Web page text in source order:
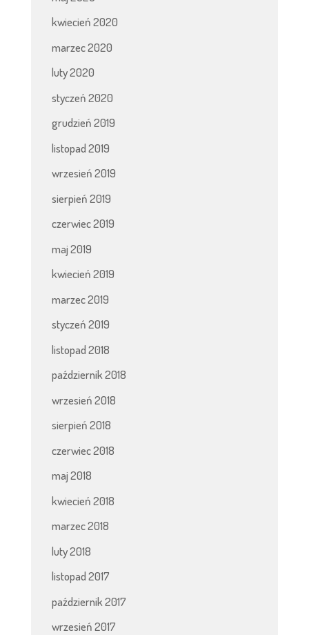
kwiecień 2020
marzec 2020
luty 2020
styczeń 2020
grudzień 2019
listopad 2019
wrzesień 2019
sierpień 2019
czerwiec 2019
maj 2019
kwiecień 2019
marzec 2019
styczeń 2019
listopad 2018
październik 2018
wrzesień 2018
sierpień 2018
czerwiec 2018
maj 2018
kwiecień 2018
marzec 2018
luty 2018
listopad 2017
październik 2017
wrzesień 2017